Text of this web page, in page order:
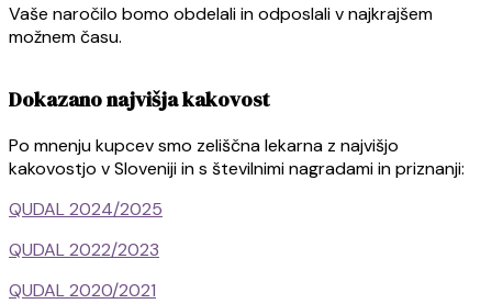
Vaše naročilo bomo obdelali in odposlali v najkrajšem
možnem času.
Dokazano najvišja kakovost
Po mnenju kupcev smo zeliščna lekarna z najvišjo
kakovostjo v Sloveniji in s številnimi nagradami in priznanji:
QUDAL 2024/2025
QUDAL 2022/2023
QUDAL 2020/2021